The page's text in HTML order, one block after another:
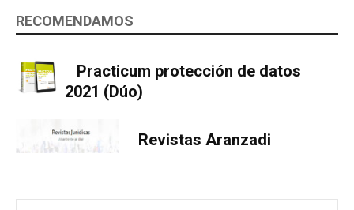
RECOMENDAMOS
Practicum protección de datos
2021 (Dúo)
Revistas Aranzadi